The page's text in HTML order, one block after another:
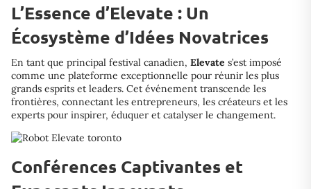
L’Essence d’Elevate : Un
Écosystème d’Idées Novatrices
En tant que principal festival canadien, Elevate s’est imposé
comme une plateforme exceptionnelle pour réunir les plus
grands esprits et leaders. Cet événement transcende les
frontières, connectant les entrepreneurs, les créateurs et les
experts pour inspirer, éduquer et catalyser le changement.
Conférences Captivantes et